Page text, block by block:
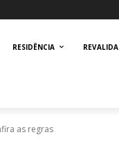
RESIDÊNCIA REVALIDA
as regras